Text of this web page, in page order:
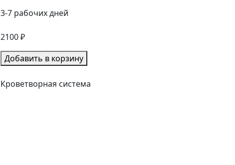
3-7 рабочих дней
2100 ₽
Добавить в корзину
Кроветворная система